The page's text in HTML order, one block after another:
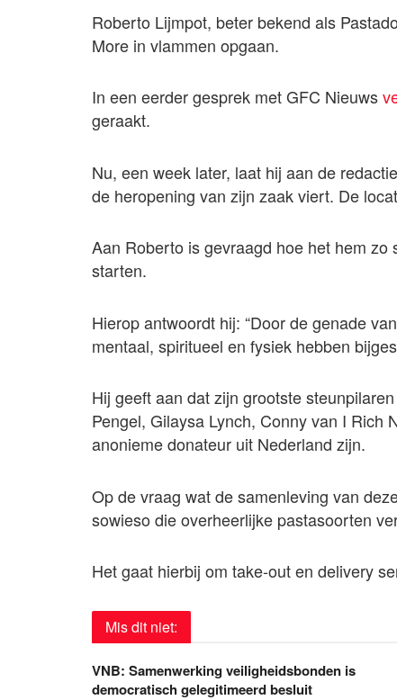
Roberto Lijmpot, beter bekend als
More in vlammen opgaan.
In een eerder gesprek met GFC Nieuws
geraakt.
Nu, een week later, laat hij aan de
de heropening van zijn zaak viert. De
Aan Roberto is gevraagd hoe het hem
starten.
Hierop antwoordt hij: “Door de genade
mentaal, spiritueel en fysiek hebben
Hij geeft aan dat zijn grootste
Pengel, Gilaysa Lynch, Conny van I Rich
anonieme donateur uit Nederland zijn.
Op de vraag wat de samenleving van
sowieso die overheerlijke pastasoorten
Het gaat hierbij om take-out en delivery
Mis dit niet:
VNB: Samenwerking veiligheidsbonden is
democratisch gelegitimeerd besluit